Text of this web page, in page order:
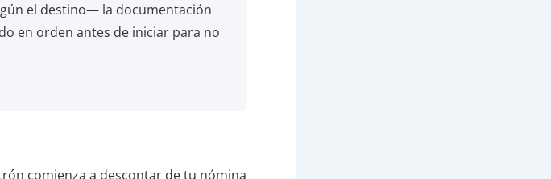
el destino— la documentación
en orden antes de iniciar para no
comienza a descontar de tu nómina